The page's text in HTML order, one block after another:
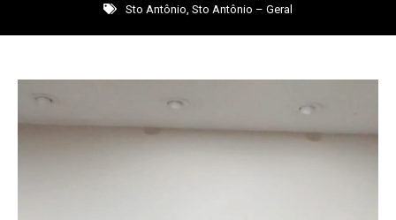
Sto Antônio Sto Antônio – Geral